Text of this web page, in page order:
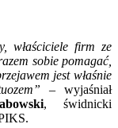
właściciele firm ze
sobie pomagać,
jest właśnie
– wyjaśniał
, świdnicki